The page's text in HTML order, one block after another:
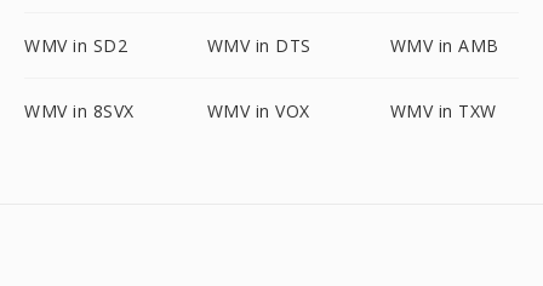
WMV in SD2 WMV in DTS WMV in AMB
WMV in 8SVX WMV in VOX WMV in TXW